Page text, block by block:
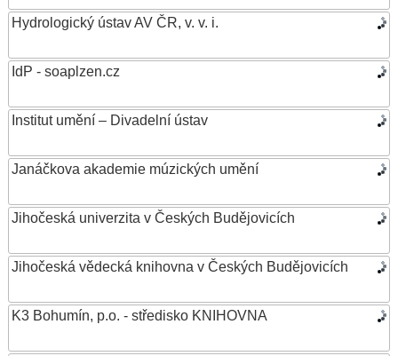
Hydrologický ústav AV ČR, v. v. i.
IdP - soaplzen.cz
Institut umění – Divadelní ústav
Janáčkova akademie múzických umění
Jihočeská univerzita v Českých Budějovicích
Jihočeská vědecká knihovna v Českých Budějovicích
K3 Bohumín, p.o. - středisko KNIHOVNA